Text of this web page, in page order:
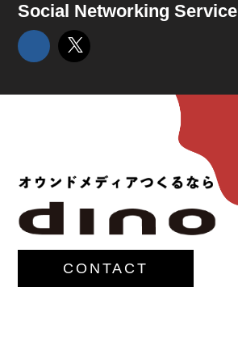
Social Networking Service
CONTACT